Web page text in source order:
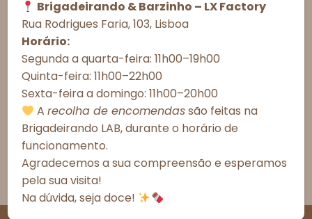
Aceitar todos
Ver preferências
Política de Cookies Política de Privacidade – Brigadeirando
Informações Importantes
Prazos de Entrega
Meios de Entrega
Alergénicos
*As fotografias são meramente ilustrativas.
*Todos os valores incluem IVA à taxa legal em vigor em
Portugal.
Brigadeirando & Barzinho – LX Factory
Rua Rodrigues Faria, 103, Lisboa
Horário:
Segunda a quarta-feira: 11h00–19h00
Quinta-feira: 11h00–22h00
Sexta-feira a domingo: 11h00–20h00
Arecolha de encomendassão feitas na
Brigadeirando LAB, durante o horário de
funcionamento.
Agradecemos a sua compreensão e esperamos
pela sua visita!
Na dúvida, seja doce!